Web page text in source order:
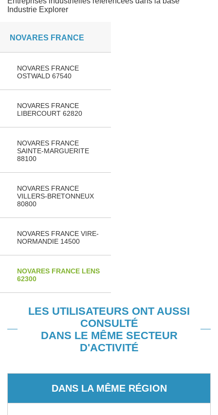
Industrie Explorer
NOVARES FRANCE
NOVARES FRANCE
OSTWALD 67540
NOVARES FRANCE
LIBERCOURT 62820
NOVARES FRANCE
SAINTE-MARGUERITE
88100
NOVARES FRANCE
VILLERS-BRETONNEUX
80800
NOVARES FRANCE VIRE-
NORMANDIE 14500
NOVARES FRANCE LENS
62300
LES UTILISATEURS ONT AUSSI
CONSULTÉ
DANS LE MÊME SECTEUR
D'ACTIVITÉ
DANS LA MÊME RÉGION